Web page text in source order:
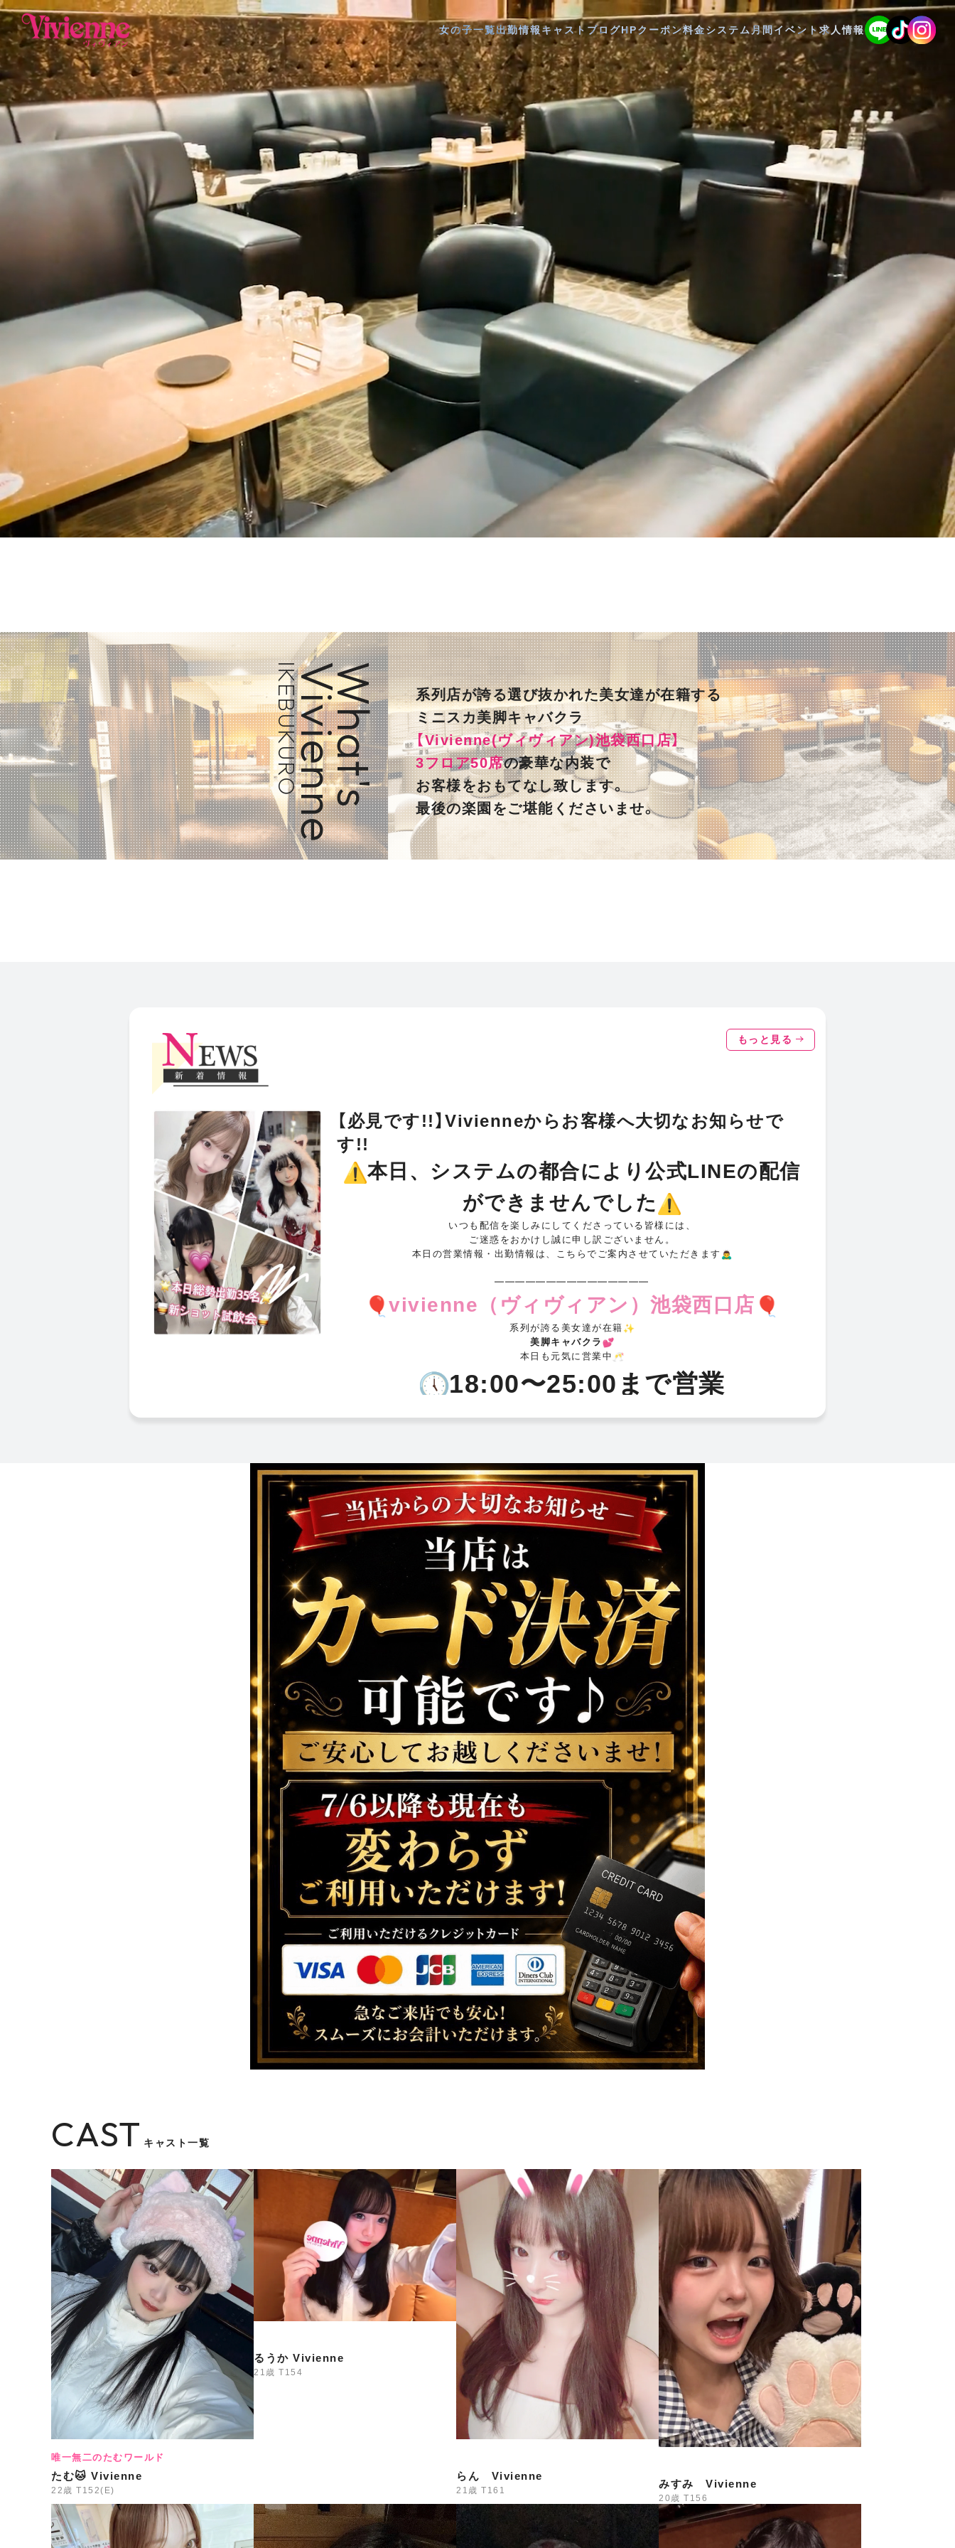
女の子一覧出勤情報 キャストブログHPクーポン料金システム月間イベント求人情報
What's
Vivienne
IKEBUKURO
系列店が誇る選び抜かれた美女達が在籍する
ミニスカ美脚キャバクラ
【Vivienne(ヴィヴィアン)池袋西口店】
3フロア50席の豪華な内装で
お客様をおもてなし致します。
最後の楽園をご堪能くださいませ。
もっと見る
【必見です!!】Vivienneからお客様へ大切なお知らせで
す!!
本日、 システムの都合により公式LINEの配信
ができませんでした
いつも配信を楽しみにしてくださっている皆様には、
ご迷惑をおかけし誠に申し訳ございません。
本日の営業情報・出勤情報は、
こちらでご案内させていただきます
━━━━━━━━━━━━━━━
vivienne（ヴィヴィアン）池袋西口店
系列が誇る美女達が在籍
美脚キャバクラ
本日も元気に営業中
18:00〜25:00まで営業
18:00〜20:30
70分 3,300円
20:30〜22:00
60分 3,300円
22:00〜LAST
50分 3,300円
生ビール・ハイボール・各種サワー・焼酎・ウイスキー・各種ソフトドリンク飲み放題
※ご来店の際はスタッフへLINE画面をご提示ください
━━━━━━━━━━━━━━━
️本日の出勤情報 ️
18:00〜
Eはな・
あまの・えなこ
なち・はるか・
まりん
いくみ・ゆめあ・みう・りの
19:00〜
なぎ・あいな・かなん
ちさき・みに・りかこ
20:00〜
えりか・はる・みみ
あいら・
あやか・りり
出勤予定
えな・みくう
みずき・きよ
━━━━━━━━━━━━━━━
本日のイベント
**新ショット試飲会開催！**
Vivienneに新しい味のショットが登場
どんな味かは飲んでからのお楽しみ
━━━━━━━━━━━━━━━
7/30・7/31限定 ドレスDay開催
━━━━━━━━━━━━━━━
8/1(土)〜8/4(火) 真夏の大還元祭4Days
**最大3,000円分の金券プレゼント！**
日頃の感謝を込めて、超お得な4日間をご用意しました
CAST キャスト一覧
唯一無二のたむワールド
たむ🐱 Vivienne
22歳 T152(E)
るうか Vivienne
21歳 T154
らん Vivienne
21歳 T161
みすみ Vivienne
20歳 T156